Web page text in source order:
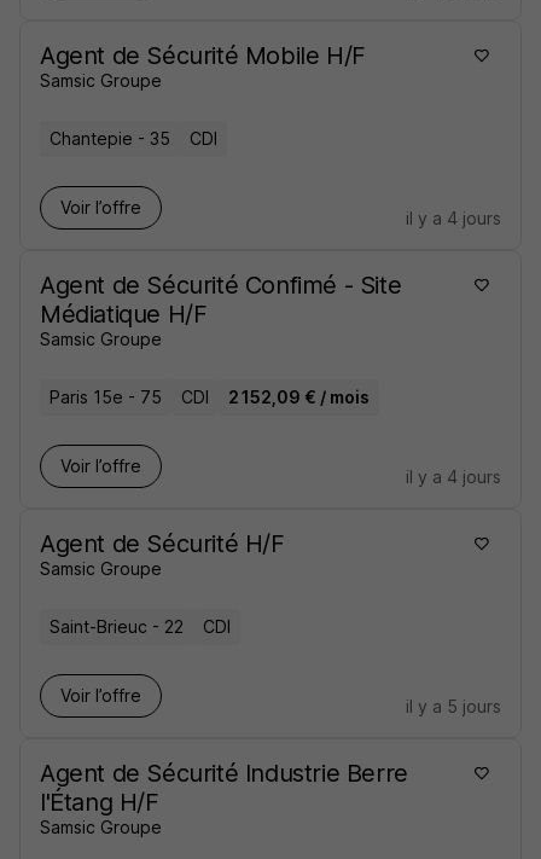
Agent de Sécurité Mobile H/F
Samsic Groupe
Chantepie - 35 CDI
Voir l’offre
il y a 4 jours
Agent de Sécurité Confimé - Site
Médiatique H/F
Samsic Groupe
Paris 15e - 75 CDI 2 152,09 € / mois
Voir l’offre
il y a 4 jours
Agent de Sécurité H/F
Samsic Groupe
Saint-Brieuc - 22 CDI
Voir l’offre
il y a 5 jours
Agent de Sécurité Industrie Berre
l'Étang H/F
Samsic Groupe